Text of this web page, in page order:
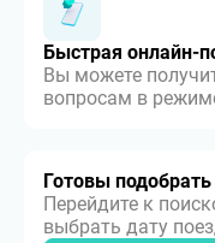
Быстрая онлайн-
Вы можете
вопросам в
Готовы
Перейдите к
выбрать дату